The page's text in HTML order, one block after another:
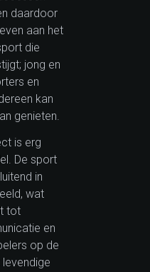
daardoor
aan het
die
jong en
en
kan
genieten.
is erg
De sport
in
wat
tot
en
op de